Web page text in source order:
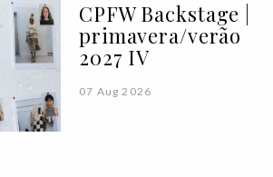
CPFW Backstage |
primavera/verão
2027 IV
07 Aug 2026